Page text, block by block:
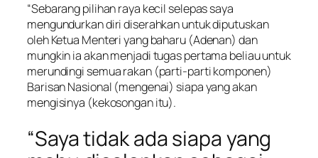
“Sebarang pilihan raya kecil selepas saya
mengundurkan diri diserahkan untuk diputuskan
oleh Ketua Menteri yang baharu (Adenan) dan
mungkin ia akan menjadi tugas pertama beliau untuk
merundingi semua rakan (parti-parti komponen)
Barisan Nasional (mengenai) siapa yang akan
mengisinya (kekosongan itu).
“Saya tidak ada siapa yang